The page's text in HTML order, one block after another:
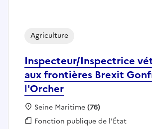
Inspecteur/Inspectrice
aux frontières Brexit
l'Orcher
Agriculture
Localisation :
Seine Maritime(76)
Fonction publique :
Fonction publique de l'État